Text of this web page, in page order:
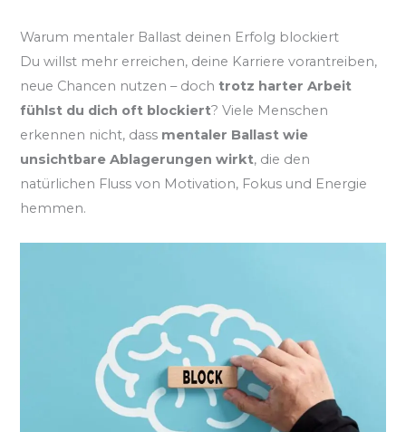
Warum mentaler Ballast deinen Erfolg blockiert
Du willst mehr erreichen, deine Karriere vorantreiben,
neue Chancen nutzen – dochtrotz harter Arbeit
fühlst du dich oft blockiert? Viele Menschen
erkennen nicht, dass mentaler Ballast wie
unsichtbare Ablagerungen wirkt, die den
natürlichen Fluss von Motivation, Fokus und Energie
hemmen.